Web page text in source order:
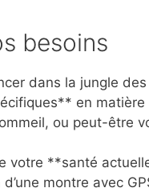
besoins
dans la jungle des
en
ou peut-être
votre **santé
montre avec